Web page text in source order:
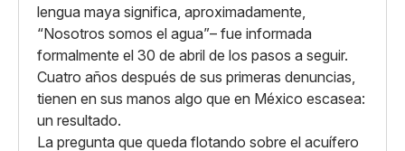
lengua maya significa, aproximadamente,
“Nosotros somos el agua”– fue informada
formalmente el 30 de abril de los pasos a seguir.
Cuatro años después de sus primeras denuncias,
tienen en sus manos algo que en México escasea:
un resultado.
La pregunta que queda flotando sobre el acuífero